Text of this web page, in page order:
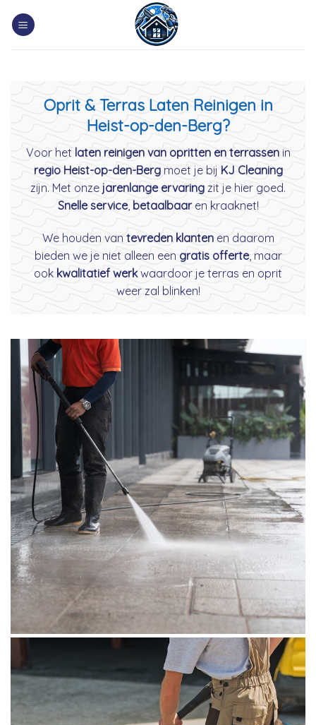
Oprit & Terras Laten Reinigen in
Heist-op-den-Berg?
Voor het laten reinigen van opritten en terrassenin
regio Heist-op-den-Bergmoet je bij KJ Cleaning
zijn. Met onze jarenlange ervaring zit je hier goed.
Snelle service, betaalbaaren kraaknet!
We houden van tevreden klantenen daarom
bieden we je niet alleen een gratis offerte, maar
ook kwalitatief werkwaardoor je terras en oprit
weer zal blinken!